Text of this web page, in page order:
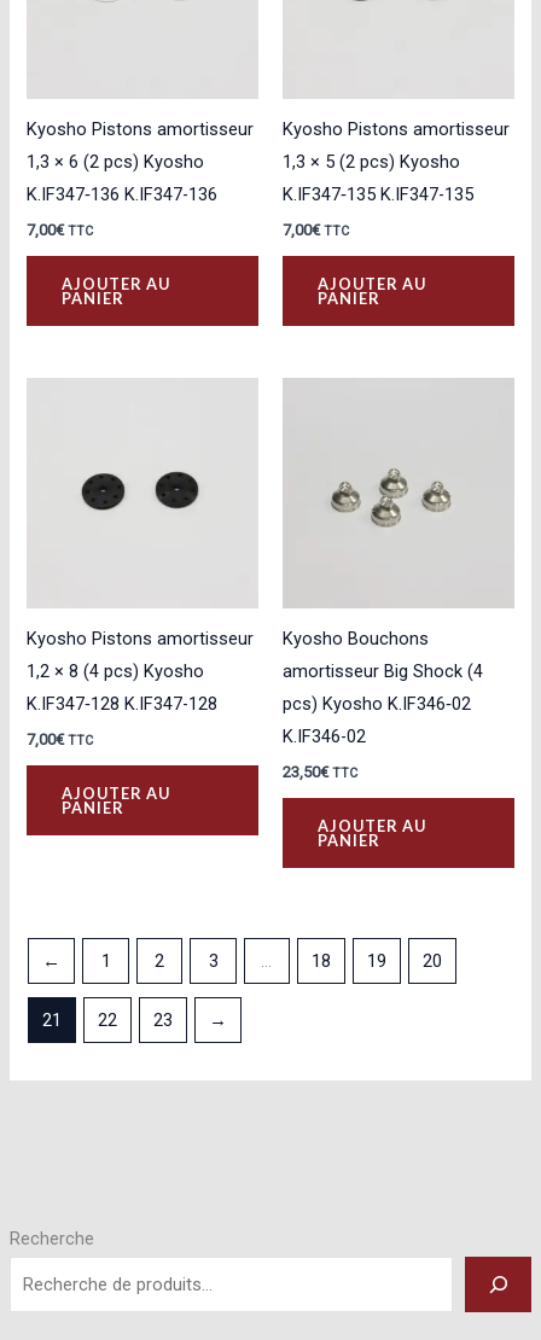
Recherche
Kyosho Pistons amortisseur
1,3 × 6 (2 pcs) Kyosho
K.IF347‑136 K.IF347-136
7,00€ TTC
AJOUTER AU
PANIER
Kyosho Pistons amortisseur
1,3 × 5 (2 pcs) Kyosho
K.IF347‑135 K.IF347-135
7,00€ TTC
AJOUTER AU
PANIER
Kyosho Pistons amortisseur
1,2 × 8 (4 pcs) Kyosho
K.IF347‑128 K.IF347-128
7,00€ TTC
AJOUTER AU
PANIER
Kyosho Bouchons
amortisseur Big Shock (4
pcs) Kyosho K.IF346‑02
K.IF346-02
23,50€ TTC
AJOUTER AU
PANIER
← 1 2 3 … 18 19 20
21 22 23 →